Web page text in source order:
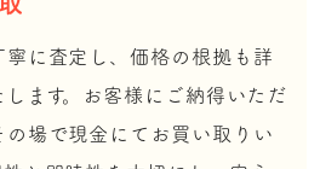
寧に査定し、価格の根拠も詳
します。お客様にご納得いただ
の場で現金にてお買い取りい